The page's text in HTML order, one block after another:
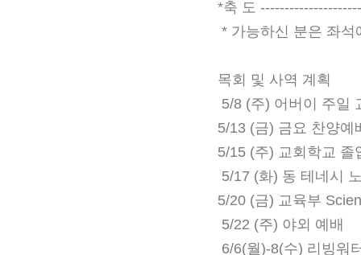
*축 도
* 가능하신 분은 좌
목회 및 사역 계획
5/8 (주) 어버이 주일
5/13 (금) 금요 찬양
5/15 (주) 교회학교 졸
5/17 (화) 동 테네시
5/20 (금) 교육부
5/22 (주) 야외 예배
6/6(월)-8(수) 리빙워